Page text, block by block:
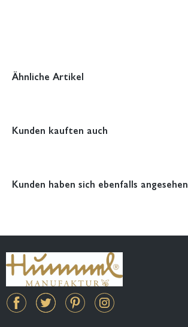
Ähnliche Artikel
Kunden kauften auch
Kunden haben sich ebenfalls angesehen